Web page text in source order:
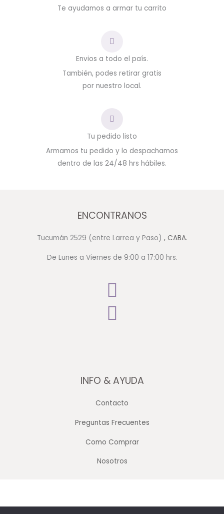
Te ayudamos a armar tu carrito
Envios a todo el país.
También, podes retirar gratis
por nuestro local.
Tu pedido listo
Armamos tu pedido y lo despachamos
dentro de las 24/48 hrs hábiles.
ENCONTRANOS
Tucumán 2529 (entre Larrea y Paso) , CABA.
De Lunes a Viernes de 9:00 a 17:00 hrs.
INFO & AYUDA
Contacto
Preguntas Frecuentes
Como Comprar
Nosotros